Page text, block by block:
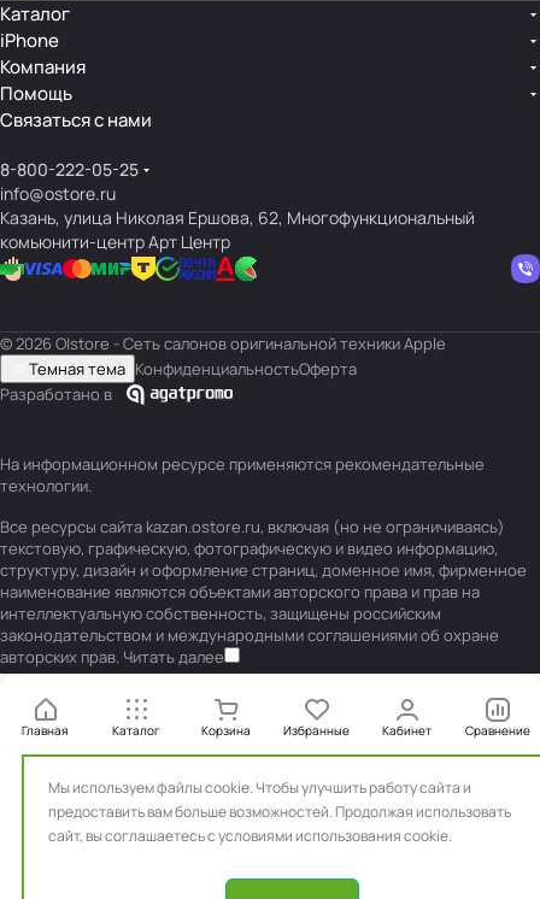
Каталог
iPhone
Компания
Помощь
Связаться с нами
8-800-222-05-25
info@ostore.ru
Казань, улица Николая Ершова, 62, Многофункциональный
комьюнити-центр Арт Центр
© 2026 O|store - Сеть салонов оригинальной техники Apple
Темная тема КонфиденциальностьОферта
Разработано в
На информационном ресурсе применяются рекомендательные
технологии.
Все ресурсы сайта kazan.ostore.ru, включая (но не ограничиваясь)
текстовую, графическую, фотографическую и видео информацию,
структуру, дизайн и оформление страниц, доменное имя, фирменное
наименование являются объектами авторского права и прав на
интеллектуальную собственность, защищены российским
законодательством и международными соглашениями об охране
авторских прав. Читать далее
Мы используем файлы cookie. Чтобы улучшить работу сайта и
предоставить вам больше возможностей. Продолжая использовать
сайт, высоглашаетесь с условиями использования cookie.
Главная Каталог Корзина Избранные Кабинет Сравнение